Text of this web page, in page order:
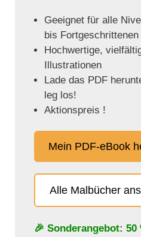
Geeignet für alle
bis Fortgeschrittenen
Hochwertige,
Illustrationen
Lade das PDF
leg los!
Aktionspreis !
Mein PDF-eBook
Alle Malbücher
🎉 Sonderangebot: